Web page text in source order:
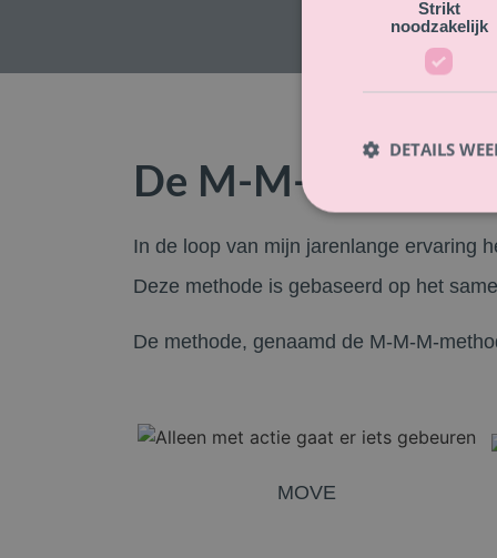
De M-M-M-
In de loop van mijn jarenlange ervaring
Deze methode is gebaseerd op het
De methode, genaamd de M-M-M-
MOVE
Strikt
noodzakelijk
DETAILS